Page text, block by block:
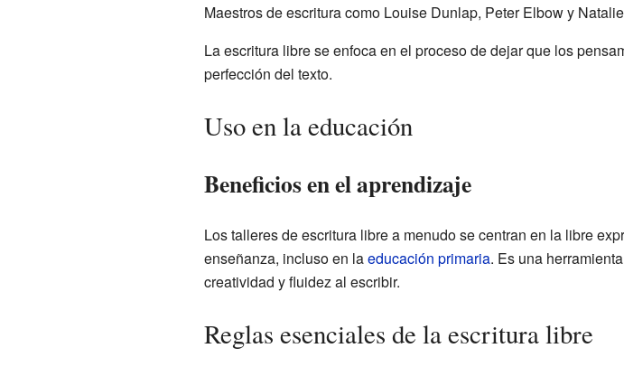
Maestros de escritura como Louise Dunlap, Peter Elbow y
La escritura libre se enfoca en el proceso de dejar que los
perfección del texto.
Uso en la educación
Beneficios en el aprendizaje
Los talleres de escritura libre a menudo se centran en la libre
enseñanza, incluso en laeducación primaria. Es una
creatividad y fluidez al escribir.
Reglas esenciales de la escritura libre